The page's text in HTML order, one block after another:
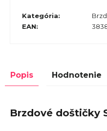
Kategória:
EAN:
Popis Hodnotenie
Brzdové doštičky